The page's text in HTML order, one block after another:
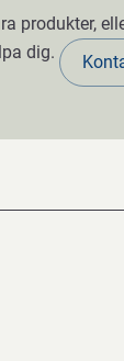
produkter,
dig.